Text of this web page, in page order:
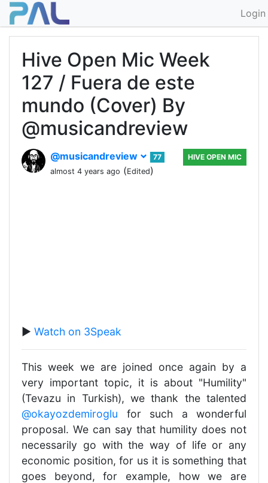
Login
Hive Open Mic Week
127 / Fuera de este
mundo (Cover) By
@musicandreview
@musicandreview
77
almost 4 years ago (Edited)
HIVE OPEN MIC
▶️ Watch on 3Speak
This week we are joined once again by a
very important topic, it is about "Humility"
(Tevazu in Turkish), we thank the talented
@okayozdemiroglu for such a wonderful
proposal. We can say that humility does not
necessarily go with the way of life or any
economic position, for us it is something that
goes beyond, for example, how we are